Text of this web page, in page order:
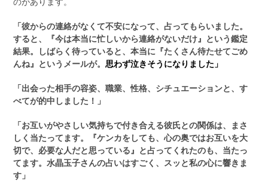
「彼からの連絡がなくて不安になって、占ってもらいました。
すると、『今は本当に忙しいから連絡がないだけ』という鑑定
結果。しばらく待っていると、本当に『たくさん待たせてごめ
んね』というメールが。思わず泣きそうになりました」
「出会った相手の容姿、職業、性格、シチュエーションと、す
べてが的中しました！」
「お互いがやさしい気持ちで付き合える彼氏との関係は、まさ
しく当たってます。『ケンカをしても、心の奥ではお互いを大
切で、必要な人だと思っている』と占ってくれたのも、当たっ
てます。水晶玉子さんの占いはすごく、スッと私の心に響きま
す」